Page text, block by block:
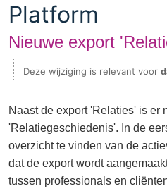
Platform
Nieuwe export
Deze wijziging is relevant voor
Naast de export 'Relaties' is er
'Relatiegeschiedenis'. In de
overzicht te vinden van de
dat de export wordt
tussen professionals en